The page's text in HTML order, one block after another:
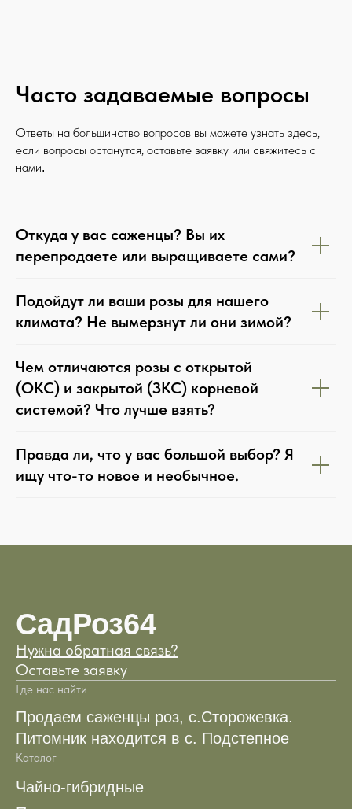
Часто задаваемые вопросы
Ответы на большинство вопросов вы можете узнать здесь,
если вопросы останутся, оставьте заявку или свяжитесь с
нами.
Откуда у вас саженцы? Вы их
перепродаете или выращиваете сами?
Подойдут ли ваши розы для нашего
климата? Не вымерзнут ли они зимой?
Чем отличаются розы с открытой
(ОКС) и закрытой (ЗКС) корневой
системой? Что лучше взять?
Правда ли, что у вас большой выбор? Я
ищу что-то новое и необычное.
СадРоз64
Нужна обратная связь?
Оставьте заявку
Где нас найти
Продаем саженцы роз, с.Сторожевка.
Питомник находится в с. Подстепное
Каталог
Чайно-гибридные